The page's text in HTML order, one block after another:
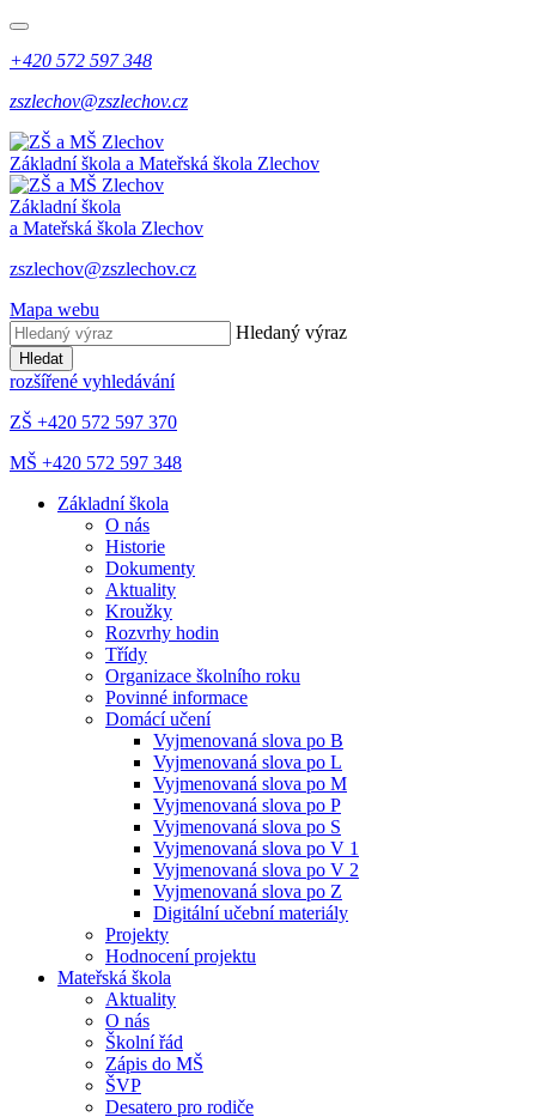
+420 572 597 348
zszlechov@zszlechov.cz
Základní škola a Mateřská škola Zlechov
Základní škola
a Mateřská škola Zlechov
zszlechov@zszlechov.cz
Mapa webu
Hledaný výraz
Hledat
rozšířené vyhledávání
ZŠ +420 572 597 370
MŠ +420 572 597 348
Základní škola
O nás
Historie
Dokumenty
Aktuality
Kroužky
Rozvrhy hodin
Třídy
Organizace školního roku
Povinné informace
Domácí učení
Vyjmenovaná slova po B
Vyjmenovaná slova po L
Vyjmenovaná slova po M
Vyjmenovaná slova po P
Vyjmenovaná slova po S
Vyjmenovaná slova po V 1
Vyjmenovaná slova po V 2
Vyjmenovaná slova po Z
Digitální učební materiály
Projekty
Hodnocení projektu
Mateřská škola
Aktuality
O nás
Školní řád
Zápis do MŠ
ŠVP
Desatero pro rodiče